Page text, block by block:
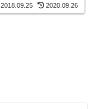
2018.09.25 2020.09.26